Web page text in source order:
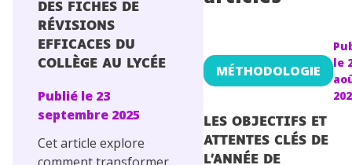
Conseils pour les parents
DES FICHES DE
RÉVISIONS
EFFICACES DU
COLLÈGE AU LYCÉE
Publié le 23
septembre 2025
Cet article explore
LES OBJECTIFS ET
ATTENTES CLÉS DE
L’ANNÉE DE
MÉTHODOLOGIE
le